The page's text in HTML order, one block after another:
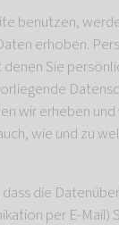
benutzen,
erhoben.
Sie
wir erheben
wie und zu
dass die
per E-Mail)